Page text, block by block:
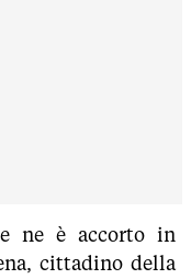
ne è accorto in
cittadino della